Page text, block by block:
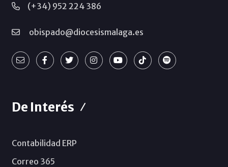
(+34) 952 224 386
obispado@diocesismalaga.es
De Interés
Contabilidad ERP
Correo 365